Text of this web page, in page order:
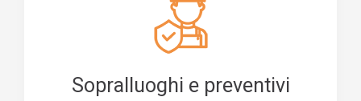
Sopralluoghi e preventivi